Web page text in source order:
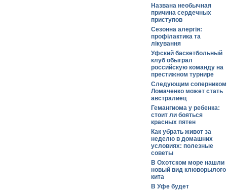
Названа необычная
причина сердечных
приступов
Сезонна алергія:
профілактика та
лікування
Уфский баскетбольный
клуб обыграл
российскую команду на
престижном турнире
Следующим соперником
Ломаченко может стать
австралиец
Гемангиома у ребенка:
стоит ли бояться
красных пятен
Как убрать живот за
неделю в домашних
условиях: полезные
советы
В Охотском море нашли
новый вид клюворылого
кита
В Уфе будет